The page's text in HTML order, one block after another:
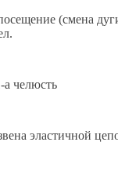
(смена
а челюсть
эластичной